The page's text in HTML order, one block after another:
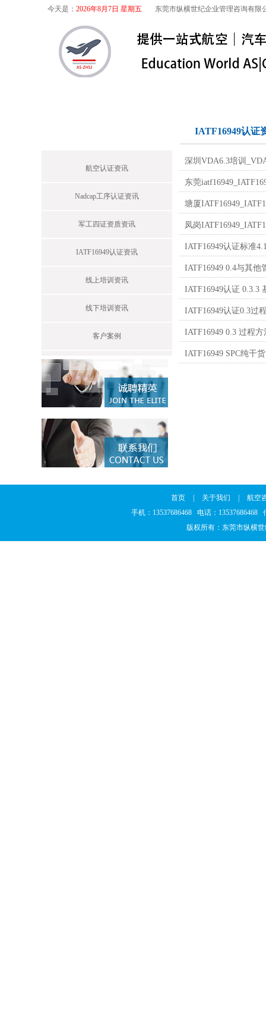
今天是： 2026年8月7日 星期五 东莞市纵横世纪企业管理咨询有限
航空认证资讯
Nadcap工序认证资讯
军工四证资质资讯
IATF16949认证资讯
线上培训资讯
线下培训资讯
客户案例
IATF16949认证
深圳VDA6.3培训
东莞
塘厦
凤岗
IATF16949认证标准
IATF16949 0.4与其
IATF16949认证 0.3.3
IATF16949认证0.3过
IATF16949 0.3 过程
IATF16949 SPC纯干
首页 关于我们
航空
手机：13537686468 电话：13537686468
版权所有：东莞市纵横